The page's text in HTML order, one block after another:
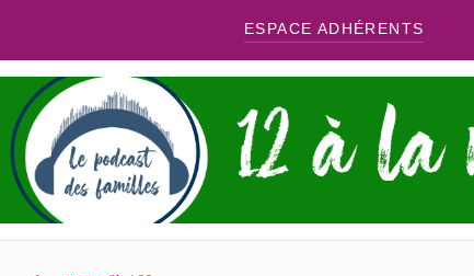
ESPACE ADHÉRENTS